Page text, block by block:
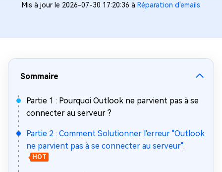
Mis à jour le 2026-07-30 17:20:36 à Réparation d'emails
Sommaire
Partie 1 : Pourquoi Outlook ne parvient pas à se
connecter au serveur ?
Partie 2 : Comment Solutionner l'erreur "Outlook
ne parvient pas à se connecter au serveur".
HOT